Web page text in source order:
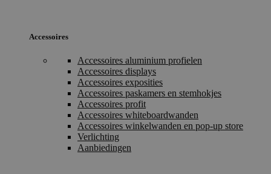
Accessoires
Accessoires aluminium profielen
Accessoires displays
Accessoires exposities
Accessoires paskamers en stemhokjes
Accessoires profit
Accessoires whiteboardwanden
Accessoires winkelwanden en pop-up store
Verlichting
Aanbiedingen